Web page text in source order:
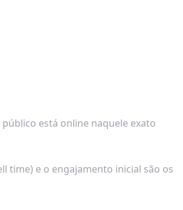
está online naquele exato
time) e o engajamento inicial são os